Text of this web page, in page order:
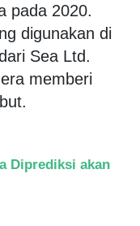
pada 2020.
digunakan di
Sea Ltd.
memberi
Diprediksi akan